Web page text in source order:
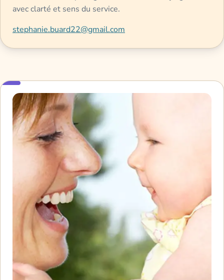
avec clarté et sens du service.
stephanie.buard22@gmail.com